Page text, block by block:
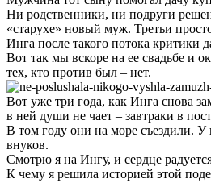
Ни родственники, ни подруги
«старухе» новый муж. Третьи
Инга после такого потока критики
Вот так мы вскоре на ее свадьбе и
тех, кто против был – нет.
Вот уже три года, как Инга снова
в ней души не чает – завтраки в
В том году они на море съездили. У
внуков.
Смотрю я на Ингу, и сердце
К чему я решила историей этой